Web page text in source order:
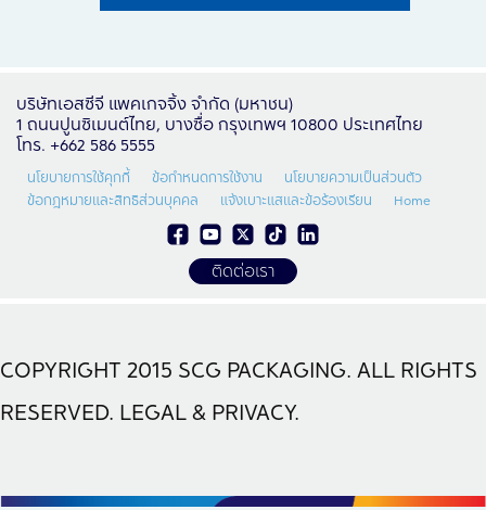
บริษัทเอสซีจี แพคเกจจิ้ง จำกัด (มหาชน)
1 ถนนปูนซิเมนต์ไทย, บางซื่อ กรุงเทพฯ 10800 ประเทศไทย
โทร. +662 586 5555
นโยบายการใช้คุกกี้ ข้อกำหนดการใช้งาน
นโยบายความเป็นส่วนตัว
ข้อกฎหมายและสิทธิส่วนบุคคล
แจ้งเบาะแสและข้อร้องเรียน Home
ติดต่อเรา
COPYRIGHT 2015 SCG PACKAGING. ALL RIGHTS
RESERVED. LEGAL & PRIVACY.